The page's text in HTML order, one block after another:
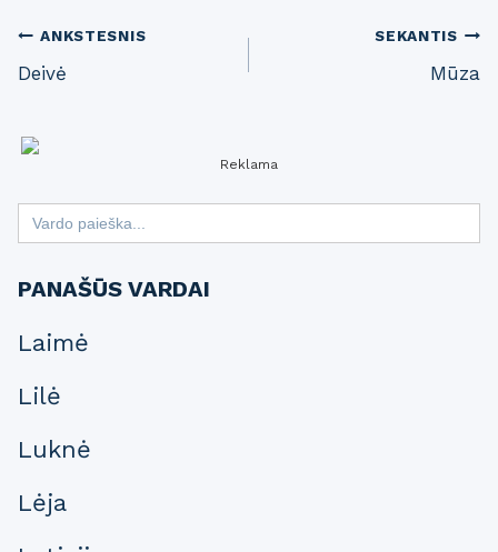
Post
navigation
ANKSTESNIS
Deivė
SEKANTIS
Mūza
Reklama
Search
for:
PANAŠŪS VARDAI
Laimė
Lilė
Luknė
Lėja